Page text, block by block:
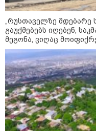
„რუსთაველზე მდებარე
გაუქმებებს იღებენ,
მეგონა, ვიღაც